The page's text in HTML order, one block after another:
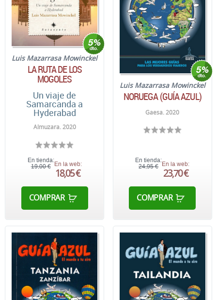
Luis Mazarrasa Mowinckel
LA RUTA DE LOS
MOGOLES
Un viaje de
Samarcanda a
Hyderabad
Almuzara. 2020
En tienda:
19,00 € En la web:
18,05 €
COMPRAR
Luis Mazarrasa Mowinckel
NORUEGA (GUÍA AZUL)
Gaesa. 2020
En tienda:
24,95 €
En la web:
23,70 €
COMPRAR